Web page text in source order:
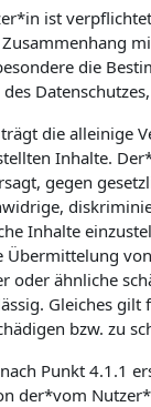
ist
die
die alleinige
Inhalte.
gegen
Inhalte
Übermittelung
oder ähnliche
Gleiches gilt
bzw. zu
Punkt 4.1.1
der*vom